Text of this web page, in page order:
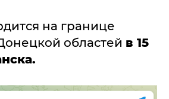
на границе
областей в 15